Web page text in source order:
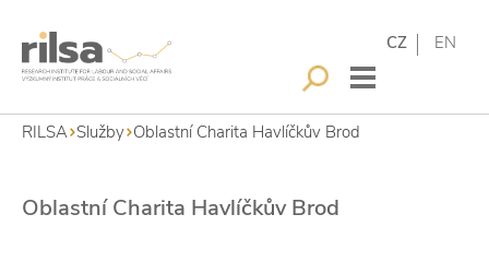
CZ EN
RILSA Služby Oblastní Charita Havlíčkův Brod
Oblastní Charita Havlíčkův Brod